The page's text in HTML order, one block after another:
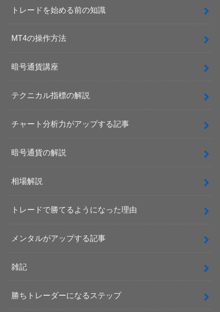
トレードを始める前の知識
MT4の操作方法
暗号通貨講座
テクニカル指標の解説
チャート分析力がアップする記事
暗号通貨の解説
相場解説
トレードで勝てるようになった理由
メンタルがアップする記事
雑記
勝ちトレーダーになるステップ